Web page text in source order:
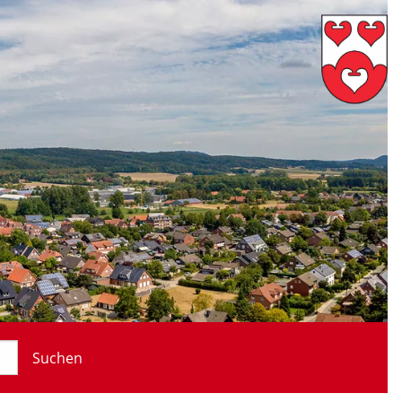
Suchen